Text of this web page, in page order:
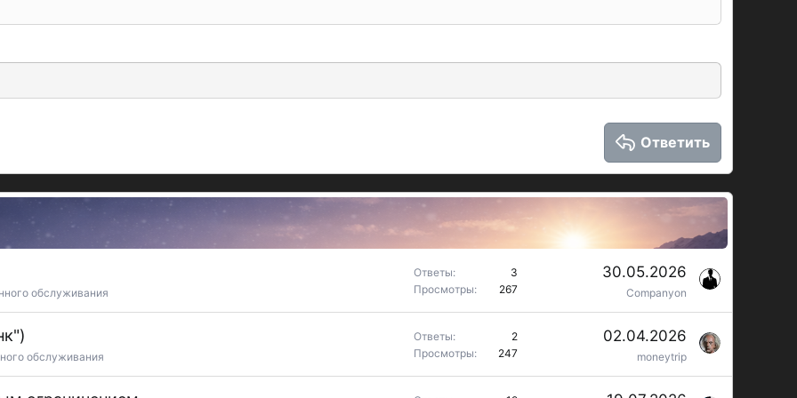
Ответить
обслуживания
Ответы
3
Просмотры
267
30.05.2026
Companyon
обслуживания
Ответы
2
Просмотры
247
02.04.2026
moneytrip